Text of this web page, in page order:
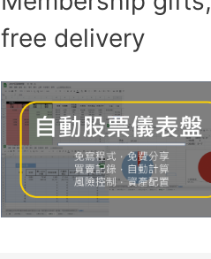
h
o
free delivery